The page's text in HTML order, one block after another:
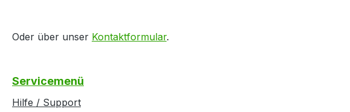
Oder über unser Kontaktformular.
Servicemenü
Hilfe / Support